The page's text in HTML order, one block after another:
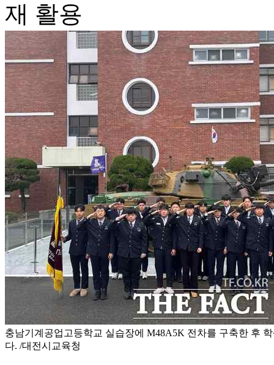
재 활용
충남기계공업고등학교 실습장에 M48A5K 전차를 구축한 후
다. /대전시교육청